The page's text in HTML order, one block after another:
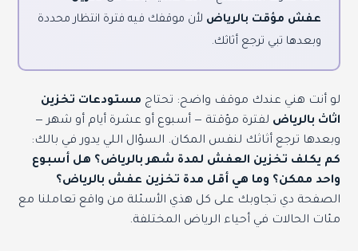
عفش مؤقت بالرياض لأن موقفك فيه فترة انتظار محددة
وبعدها تبي ترجع أثاثك.
لو أنت هني عندك موقف واضح: تحتاج مستودعات تخزين
اثاث بالرياض لفترة مؤقتة — أسبوع أو عشرة أيام أو شهر —
وبعدها ترجع أثاثك لنفس المكان. السؤال اللي يدور في بالك:
كم يكلف تخزين العفش لمدة شهر بالرياض؟ هل أسبوع
واحد ممكن؟ وما هي أقل مدة تخزين عفش بالرياض؟
الصفحة دي تجاوبك على كل هذي الأسئلة من واقع تعاملنا مع
مئات الحالات في أحياء الرياض المختلفة.